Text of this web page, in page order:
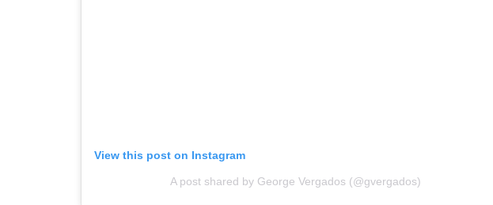
View this post on Instagram
A post shared by George Vergados (@gvergados)